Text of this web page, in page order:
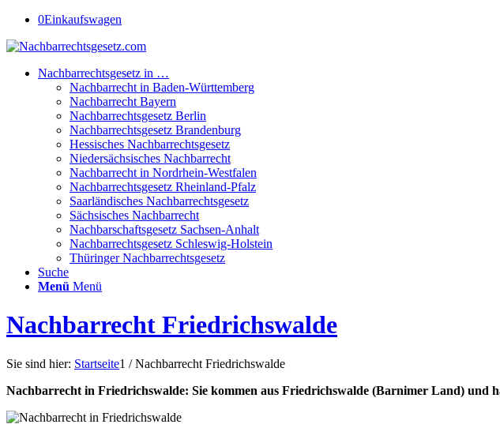
0Einkaufswagen
Nachbarrechtsgesetz in …
Nachbarrecht in Baden-Württemberg
Nachbarrecht Bayern
Nachbarrechtsgesetz Berlin
Nachbarrechtsgesetz Brandenburg
Hessisches Nachbarrechtsgesetz
Niedersächsisches Nachbarrecht
Nachbarrecht in Nordrhein-Westfalen
Nachbarrechtsgesetz Rheinland-Pfalz
Saarländisches Nachbarrechtsgesetz
Sächsisches Nachbarrecht
Nachbarschaftsgesetz Sachsen-Anhalt
Nachbarrechtsgesetz Schleswig-Holstein
Thüringer Nachbarrechtsgesetz
Suche
Menü Menü
Nachbarrecht Friedrichswalde
Sie sind hier: Startseite1 / Nachbarrecht Friedrichswalde
Nachbarrecht in Friedrichswalde: Sie kommen aus Friedrichswalde (Barnimer Land) und